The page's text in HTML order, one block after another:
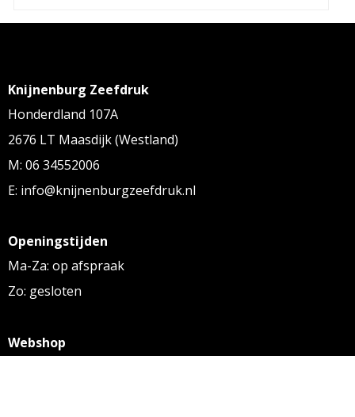
Knijnenburg Zeefdruk
Honderdland 107A
2676 LT Maasdijk (Westland)
M: 06 34552006
E: info@knijnenburgzeefdruk.nl
Openingstijden
Ma-Za: op afspraak
Zo: gesloten
Webshop